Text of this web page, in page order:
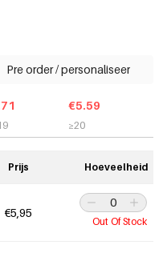
Pre order / personaliseer
€5.59
≥20
Prijs Hoeveelheid
€5,95
Out Of Stock